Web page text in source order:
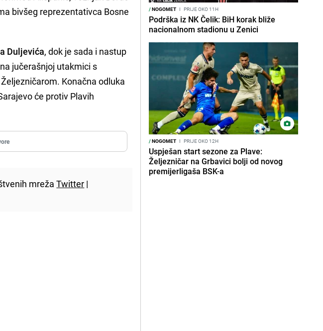
bivšeg reprezentativca Bosne
Duljevića, dok je sada i nastup
jučerašnjoj utakmici s
Konačna odluka
će protiv Plavih
mrežaTwitter |
/NOGOMET I PRIJE OKO 11H
Podrška iz NK Čelik: BiH korak bliže
nacionalnom stadionu u Zenici
/NOGOMET I PRIJE OKO 12H
Uspješan start sezone za Plave:
Željezničar na Grbavici bolji od novog
premijerligaša BSK-a